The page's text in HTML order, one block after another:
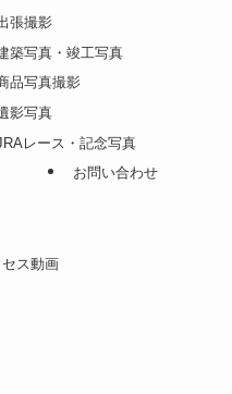
ヘアセット付き撮影例
ヘアメイク付き撮影例
エアライン
アナウンサー
お受験
その他撮影メニュー
商品写真撮影